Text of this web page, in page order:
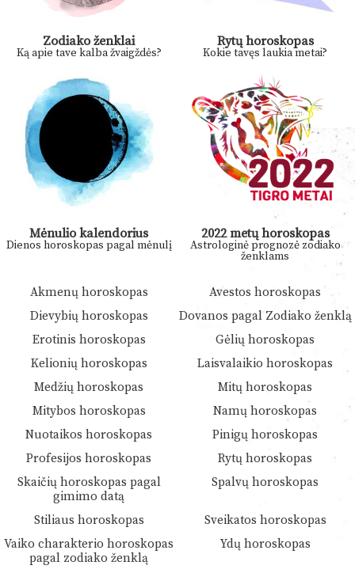
Zodiako ženklai
Ką apie tave kalba žvaigždės?
Rytų horoskopas
Kokie tavęs laukia metai?
Mėnulio kalendorius
Dienos horoskopas pagal mėnulį
2022 metų horoskopas
Astrologinė prognozė zodiako
ženklams
Akmenų horoskopas
Avestos horoskopas
Dievybių horoskopas
Dovanos pagal Zodiako ženklą
Erotinis horoskopas
Gėlių horoskopas
Kelionių horoskopas
Laisvalaikio horoskopas
Medžių horoskopas
Mitų horoskopas
Mitybos horoskopas
Namų horoskopas
Nuotaikos horoskopas
Pinigų horoskopas
Profesijos horoskopas
Rytų horoskopas
Skaičių horoskopas pagal
gimimo datą
Spalvų horoskopas
Stiliaus horoskopas
Sveikatos horoskopas
Vaiko charakterio horoskopas
pagal zodiako ženklą
Ydų horoskopas